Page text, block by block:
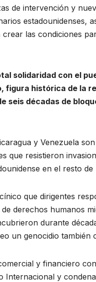
de intervención y
estadounidenses,
las condiciones
solidaridad con el
figura histórica de la
seis décadas de
y Venezuela
que resistieron
en el resto
que dirigentes
derechos humanos
durante
un genocidio también
y financiero
Internacional y